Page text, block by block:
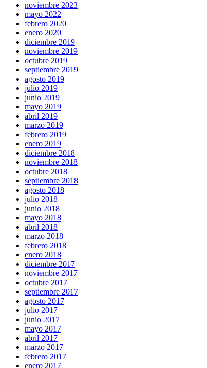
noviembre 2023
mayo 2022
febrero 2020
enero 2020
diciembre 2019
noviembre 2019
octubre 2019
septiembre 2019
agosto 2019
julio 2019
junio 2019
mayo 2019
abril 2019
marzo 2019
febrero 2019
enero 2019
diciembre 2018
noviembre 2018
octubre 2018
septiembre 2018
agosto 2018
julio 2018
junio 2018
mayo 2018
abril 2018
marzo 2018
febrero 2018
enero 2018
diciembre 2017
noviembre 2017
octubre 2017
septiembre 2017
agosto 2017
julio 2017
junio 2017
mayo 2017
abril 2017
marzo 2017
febrero 2017
enero 2017